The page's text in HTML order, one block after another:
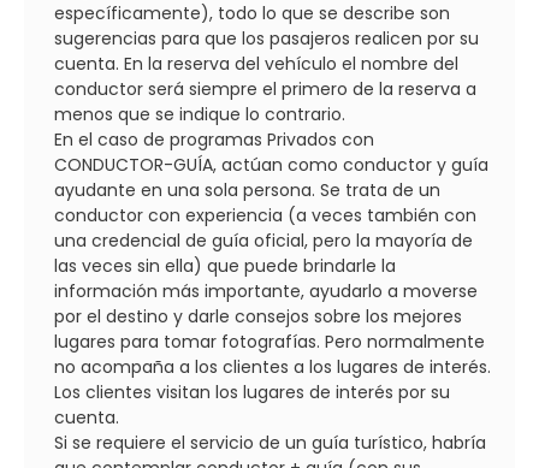
específicamente), todo lo que se describe son
sugerencias para que los pasajeros realicen por su
cuenta. En la reserva del vehículo el nombre del
conductor será siempre el primero de la reserva a
menos que se indique lo contrario.
En el caso de programas Privados con
CONDUCTOR-GUÍA, actúan como conductor y guía
ayudante en una sola persona. Se trata de un
conductor con experiencia (a veces también con
una credencial de guía oficial, pero la mayoría de
las veces sin ella) que puede brindarle la
información más importante, ayudarlo a moverse
por el destino y darle consejos sobre los mejores
lugares para tomar fotografías. Pero normalmente
no acompaña a los clientes a los lugares de interés.
Los clientes visitan los lugares de interés por su
cuenta.
Si se requiere el servicio de un guía turístico, habría